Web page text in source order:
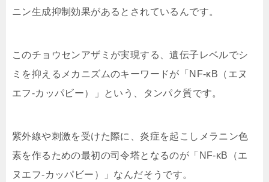
ニン生成抑制効果があるとされているんです。
このチョウセンアザミが実現する、遺伝子レベルでシ
ミを抑えるメカニズムのキーワードが「 NF-κB（エヌ
エフ-カッパビー）
」という、タンパク質です。
紫外線や刺激を受けた際に、炎症を起こしメラニン色
素を作るための最初の司令塔となるのが「NF-κB（エ
ヌエフ-カッパビー）」なんだそうです。